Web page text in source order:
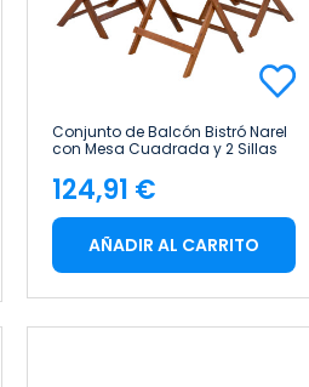
Conjunto de Balcón Bistró Narel
con Mesa Cuadrada y 2 Sillas
7house
Precio
124,91 €
AÑADIR AL CARRITO